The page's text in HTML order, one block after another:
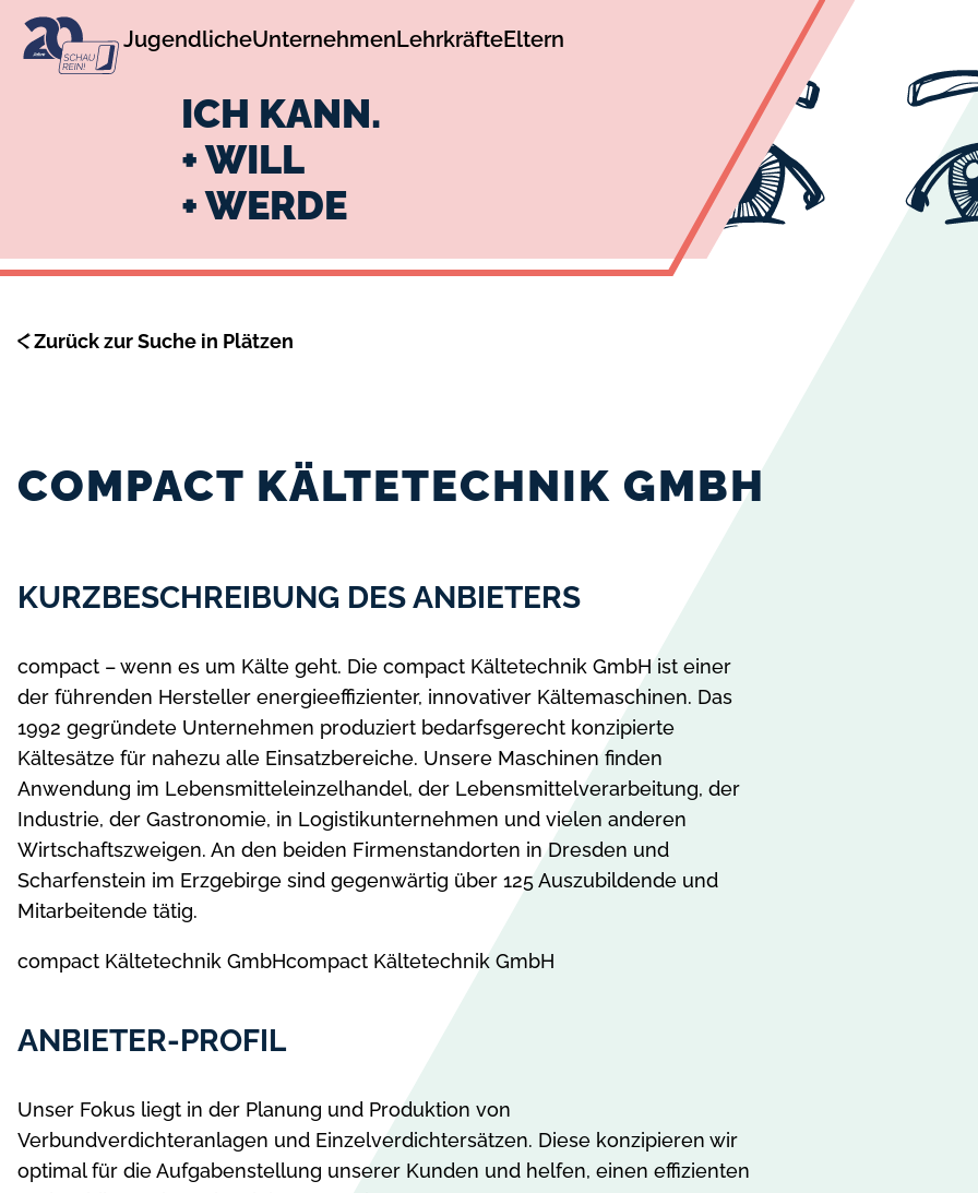
Navigation
zum
Inhalt
JugendlicheUnternehmenLehrkräfteEltern
ICH KANN.
+ WILL
+ WERDE
Zurück zur Suche in Plätzen
COMPACT KÄLTETECHNIK GMBH
KURZBESCHREIBUNG DES ANBIETERS
compact – wenn es um Kälte geht. Die compact Kältetechnik GmbH ist einer
der führenden Hersteller energieeffizienter, innovativer Kältemaschinen. Das
1992 gegründete Unternehmen produziert bedarfsgerecht konzipierte
Kältesätze für nahezu alle Einsatzbereiche. Unsere Maschinen finden
Anwendung im Lebensmitteleinzelhandel, der Lebensmittelverarbeitung, der
Industrie, der Gastronomie, in Logistikunternehmen und vielen anderen
Wirtschaftszweigen. An den beiden Firmenstandorten in Dresden und
Scharfenstein im Erzgebirge sind gegenwärtig über 125 Auszubildende und
Mitarbeitende tätig.
compact Kältetechnik GmbHcompact Kältetechnik GmbH
ANBIETER-PROFIL
Unser Fokus liegt in der Planung und Produktion von
Verbundverdichteranlagen und Einzelverdichtersätzen. Diese konzipieren wir
optimal für die Aufgabenstellung unserer Kunden und helfen, einen effizienten